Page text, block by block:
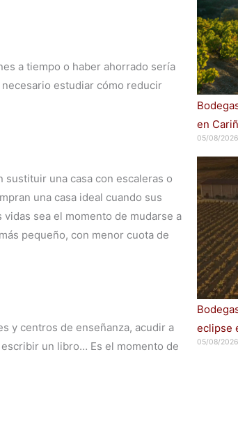
a tiempo o haber ahorrado sería
estudiar cómo reducir
sustituir una casa con escaleras o
una casa ideal cuando sus
sea el momento de mudarse a
pequeño, con menor cuota de
y centros de enseñanza, acudir a
un libro… Es el momento de
en
05/08/2026
eclipse
05/08/2026